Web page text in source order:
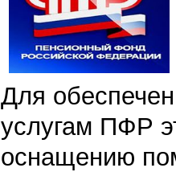
Для
услугам ПФР
оснащению